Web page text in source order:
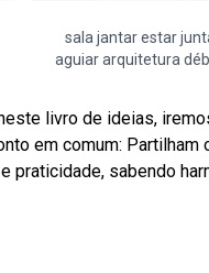
sala jantar estar
aguiar arquitetura
livro de ideias,
em comum:
sabendo